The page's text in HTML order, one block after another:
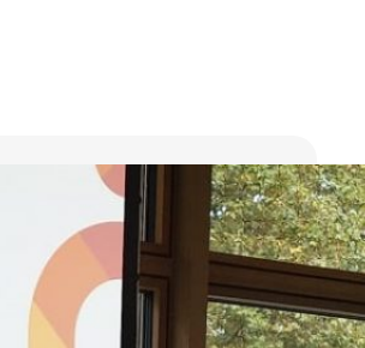
, Online-Lehre
Vortrag von Frank Vohle